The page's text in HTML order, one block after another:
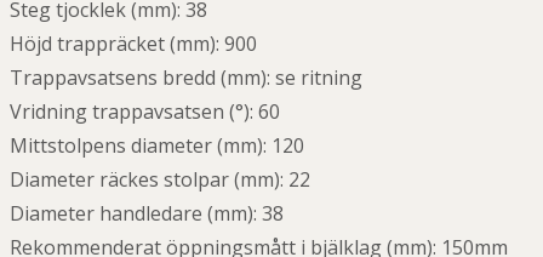
Steg tjocklek (mm): 38
Höjd trappräcket (mm): 900
Trappavsatsens bredd (mm): se ritning
Vridning trappavsatsen (°): 60
Mittstolpens diameter (mm): 120
Diameter räckes stolpar (mm): 22
Diameter handledare (mm): 38
Rekommenderat öppningsmått i bjälklag (mm): 150mm